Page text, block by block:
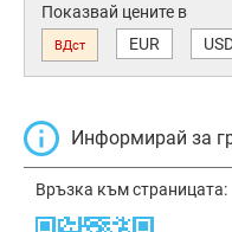
Показвай цените в
ВДст EUR
Информирай за
Връзка към страницата: